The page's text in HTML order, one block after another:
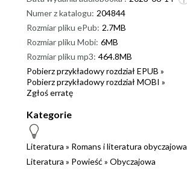
Numer z katalogu: 204844
Rozmiar pliku ePub: 2.7MB
Rozmiar pliku Mobi: 6MB
Rozmiar pliku mp3: 464.8MB
Pobierz przykładowy rozdział EPUB »
Pobierz przykładowy rozdział MOBI »
Zgłoś erratę
Kategorie
Literatura » Romans i literatura obyczajowa
Literatura » Powieść » Obyczajowa